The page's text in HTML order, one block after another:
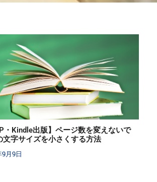
・Kindle出版】ページ数を変えないで
文字サイズを小さくする方法
月9日